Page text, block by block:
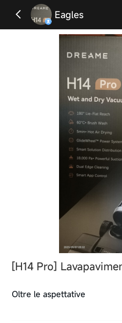
Eagles
[H14 Pro]
Oltre le aspettative